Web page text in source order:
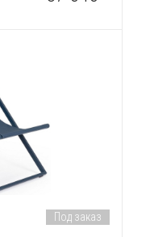
Под заказ